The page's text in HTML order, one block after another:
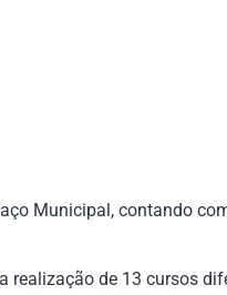
Municipal, contando
realização de 13 cursos